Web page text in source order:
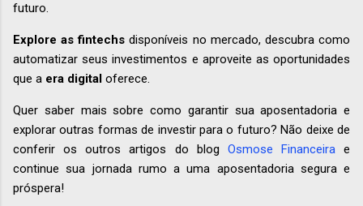
futuro.
Explore as fintechs disponíveis no mercado, descubra como
automatizar seus investimentos e aproveite as oportunidades
que a era digital oferece.
Quer saber mais sobre como garantir sua aposentadoria e
explorar outras formas de investir para o futuro? Não deixe de
conferir os outros artigos do blog Osmose Financeirae
continue sua jornada rumo a uma aposentadoria segura e
próspera!